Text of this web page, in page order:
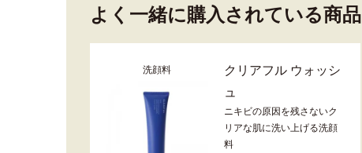
よく一緒に購入されている商品
洗顔料
クリアフル ウォッシ
ュ
ニキビの原因を残さないク
リアな肌に洗い上げる洗顔
料